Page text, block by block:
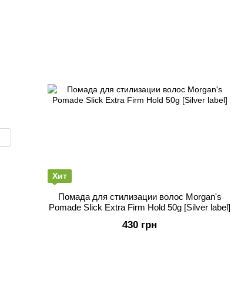
Хит
Помада для стилизации волос Morgan's
Pomade Slick Extra Firm Hold 50g [Silver label]
430 грн